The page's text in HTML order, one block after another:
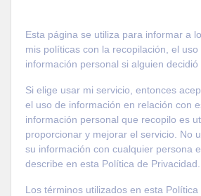
Esta página se utiliza para informar a
mis políticas con la recopilación, el
información personal si alguien decidió
Si elige usar mi servicio, entonces
el uso de información en relación con
información personal que recopilo es
proporcionar y mejorar el servicio. No
su información con cualquier persona
describe en esta Política de Privacidad.
Los términos utilizados en esta Política